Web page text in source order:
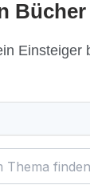
Einsteiger